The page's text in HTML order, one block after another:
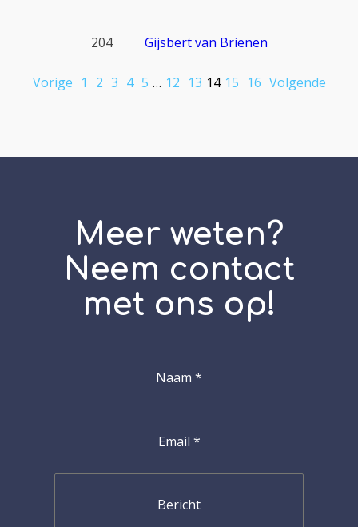
204 Gijsbert van Brienen
Vorige 1 2 3 4 5 … 12 13 14 15 16 Volgende
Meer weten?
Neem contact
met ons op!
Naam *
Email *
Bericht